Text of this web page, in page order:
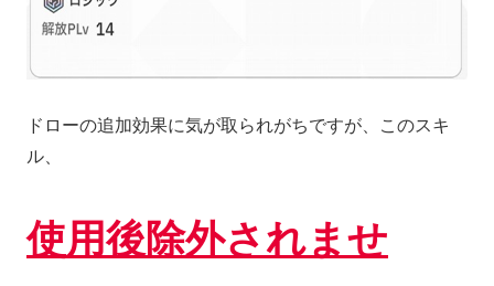
ドローの追加効果に気が取られがちですが、このスキ
ル、
使用後除外されませ